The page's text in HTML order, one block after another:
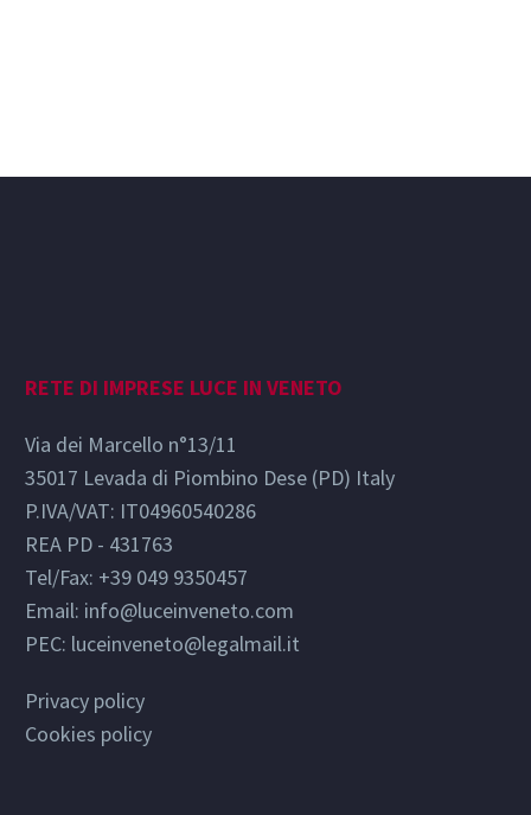
RETE DI IMPRESE LUCE IN VENETO
Via dei Marcello n°13/11
35017 Levada di Piombino Dese (PD) Italy
P.IVA/VAT: IT04960540286
REA PD - 431763
Tel/Fax: +39 049 9350457
Email: info@luceinveneto.com
PEC: luceinveneto@legalmail.it
Privacy policy
Cookies policy